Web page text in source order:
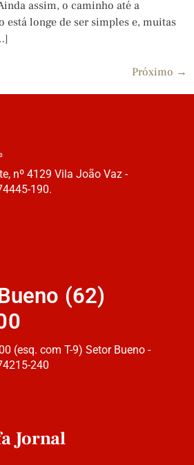
assim, o caminho até a
está longe de ser simples e, muitas
Próximo →
nº 4129 Vila João Vaz -
190.
(62)
(esq. com T-9) Setor Bueno -
240
Jornal